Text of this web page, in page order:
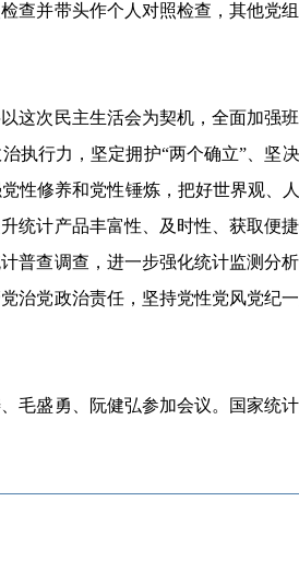
查并带头作个人对照检查，其他党
次民主生活会为契机，全面加强
执行力，坚定拥护“两个确立”、坚
性修养和党性锤炼，把好世界观、
统计产品丰富性、及时性、获取便
普查调查，进一步强化统计监测分
治党政治责任，坚持党性党风党纪
盛勇、阮健弘参加会议。国家统